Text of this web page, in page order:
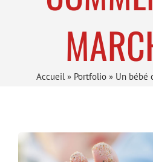
Accueil » Portfolio» Un bébé